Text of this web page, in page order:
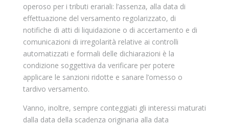
operoso per i tributi erariali: l’assenza, alla data di
effettuazione del versamento regolarizzato, di
notifiche di atti di liquidazione o di accertamento e di
comunicazioni di irregolarità relative ai controlli
automatizzati e formali delle dichiarazioni è la
condizione soggettiva da verificare per potere
applicare le sanzioni ridotte e sanare l’omesso o
tardivo versamento.
Vanno, inoltre, sempre conteggiati gli interessi maturati
dalla data della scadenza originaria alla data